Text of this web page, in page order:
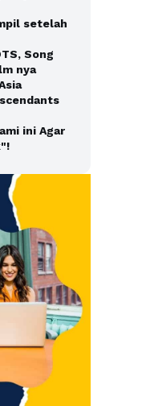
setelah
Song
nya
ini Agar